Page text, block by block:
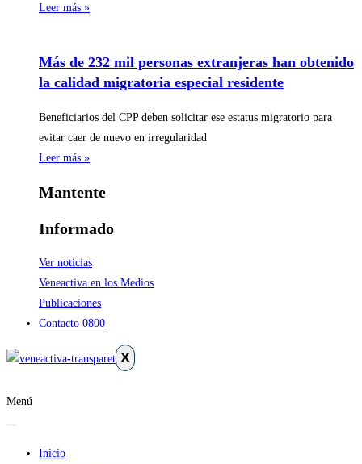
Leer más »
Más de 232 mil personas extranjeras han obtenido
la calidad migratoria especial residente
Beneficiarios del CPP deben solicitar ese estatus migratorio para
evitar caer de nuevo en irregularidad
Leer más »
Mantente
Informado
Ver noticias
Veneactiva en los Medios
Publicaciones
Contacto 0800
X
Menú
Inicio